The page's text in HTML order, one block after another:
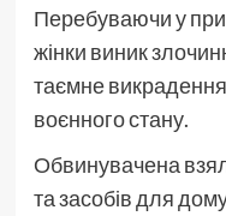
Перебуваючи у
жінки виник
таємне
воєнного стану.
Обвинувачена
та засобів для